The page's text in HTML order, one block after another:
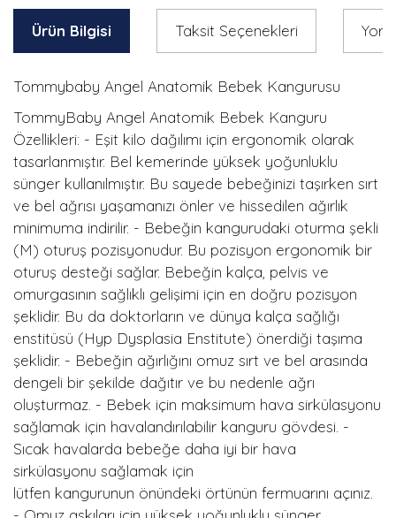
Ürün Bilgisi Taksit Seçenekleri
Tommybaby Angel Anatomik Bebek Kangurusu
TommyBaby Angel Anatomik Bebek Kanguru
Özellikleri: - Eşit kilo dağılımı için ergonomik olarak
tasarlanmıştır. Bel kemerinde yüksek yoğunluklu
sünger kullanılmıştır. Bu sayede bebeğinizi taşırken sırt
ve bel ağrısı yaşamanızı önler ve hissedilen ağırlık
minimuma indirilir. - Bebeğin kangurudaki oturma şekli
(M) oturuş pozisyonudur. Bu pozisyon ergonomik bir
oturuş desteği sağlar. Bebeğin kalça, pelvis ve
omurgasının sağlıklı gelişimi için en doğru pozisyon
şeklidir. Bu da doktorların ve dünya kalça sağlığı
enstitüsü (Hyp Dysplasia Enstitute) önerdiği taşıma
şeklidir. - Bebeğin ağırlığını omuz sırt ve bel arasında
dengeli bir şekilde dağıtır ve bu nedenle ağrı
oluşturmaz. - Bebek için maksimum hava sirkülasyonu
sağlamak için havalandırılabilir kanguru gövdesi. -
Sıcak havalarda bebeğe daha iyi bir hava
sirkülasyonu sağlamak için
lütfen kangurunun önündeki örtünün fermuarını açınız.